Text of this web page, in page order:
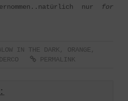
nur
for
IN THE DARK, ORANGE ,
PERMALINK